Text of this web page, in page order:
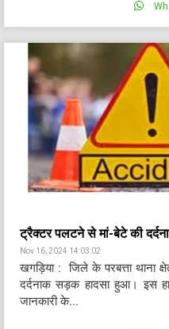
ट्रैक्टर पलटने से मां-बेटे की
Nov 16, 2024 14:03:02
खगड़िया : जिले के परबत्ता थाना
दर्दनाक सड़क हादसा हुआ। इस
जानकारी के...